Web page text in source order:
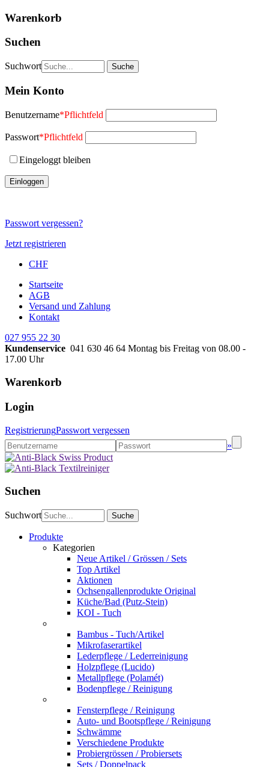
Warenkorb
Suchen
Suchwort
Mein Konto
Benutzername*Pflichtfeld
Passwort*Pflichtfeld
Eingeloggt bleiben
Passwort vergessen?
Jetzt registrieren
CHF
Startseite
AGB
Versand und Zahlung
Kontakt
027 955 22 30
Kundenservice 041 630 46 64 Montag bis Freitag von 08.00 -
17.00 Uhr
Warenkorb
Login
RegistrierungPasswort vergessen
»
Suchen
Suchwort
Produkte
Kategorien
Neue Artikel / Grössen / Sets
Top Artikel
Aktionen
Ochsengallenprodukte Original
Küche/Bad (Putz-Stein)
KOI - Tuch
Bambus - Tuch/Artikel
Mikrofaserartikel
Lederpflege / Lederreinigung
Holzpflege (Lucido)
Metallpflege (Polamét)
Bodenpflege / Reinigung
Fensterpflege / Reinigung
Auto- und Bootspflege / Reinigung
Schwämme
Verschiedene Produkte
Probiergrössen / Probiersets
Sets / Doppelpack